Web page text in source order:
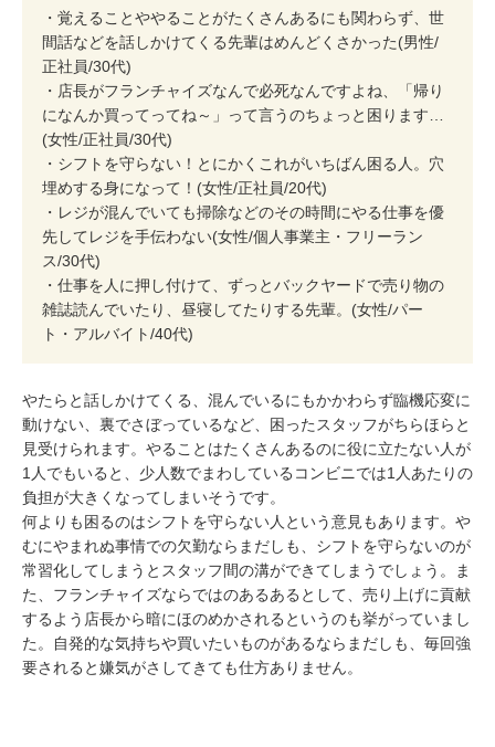
・覚えることややることがたくさんあるにも関わらず、世
間話などを話しかけてくる先輩はめんどくさかった(男性/
正社員/30代)
・店長がフランチャイズなんで必死なんですよね、「帰り
になんか買ってってね～」って言うのちょっと困ります…
(女性/正社員/30代)
・シフトを守らない！とにかくこれがいちばん困る人。穴
埋めする身になって！(女性/正社員/20代)
・レジが混んでいても掃除などのその時間にやる仕事を優
先してレジを手伝わない(女性/個人事業主・フリーラン
ス/30代)
・仕事を人に押し付けて、ずっとバックヤードで売り物の
雑誌読んでいたり、昼寝してたりする先輩。(女性/パー
ト・アルバイト/40代)
やたらと話しかけてくる、混んでいるにもかかわらず臨機応変に
動けない、裏でさぼっているなど、困ったスタッフがちらほらと
見受けられます。やることはたくさんあるのに役に立たない人が
1人でもいると、少人数でまわしているコンビニでは1人あたりの
負担が大きくなってしまいそうです。
何よりも困るのはシフトを守らない人という意見もあります。や
むにやまれぬ事情での欠勤ならまだしも、シフトを守らないのが
常習化してしまうとスタッフ間の溝ができてしまうでしょう。ま
た、フランチャイズならではのあるあるとして、売り上げに貢献
するよう店長から暗にほのめかされるというのも挙がっていまし
た。自発的な気持ちや買いたいものがあるならまだしも、毎回強
要されると嫌気がさしてきても仕方ありません。